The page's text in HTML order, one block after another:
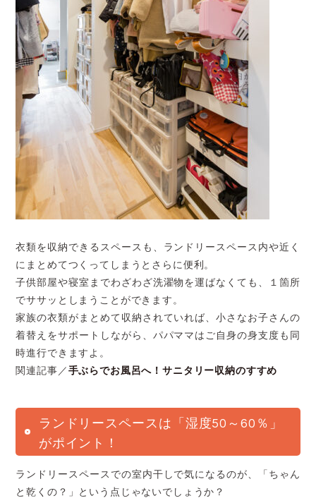
衣類を収納できるスペースも、ランドリースペース内や近く
にまとめてつくってしまうとさらに便利。
子供部屋や寝室までわざわざ洗濯物を運ばなくても、１箇所
でササッとしまうことができます。
家族の衣類がまとめて収納されていれば、小さなお子さんの
着替えをサポートしながら、パパママはご自身の身支度も同
時進行できますよ。
関連記事／ 手ぶらでお風呂へ！サニタリー収納のすすめ
ランドリースペースは「湿度50～60％」
がポイント！
ランドリースペースでの室内干しで気になるのが、「ちゃん
と乾くの？」という点じゃないでしょうか？